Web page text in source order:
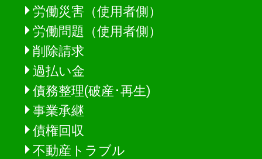
労働災害（使用者側）
労働問題（使用者側）
削除請求
過払い金
債務整理(破産･再生)
事業承継
債権回収
不動産トラブル